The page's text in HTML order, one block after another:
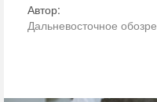
Автор:
Дальневосточное